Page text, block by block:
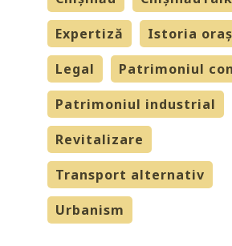
Expertiză
Istoria
Legal
Patrimoniul
Patrimoniul industrial
Revitalizare
Transport alternativ
Urbanism